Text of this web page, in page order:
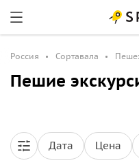
Россия Сортавала
Пешие
Дата Цена